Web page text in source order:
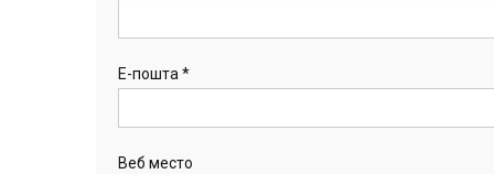
Е-пошта *
Веб место